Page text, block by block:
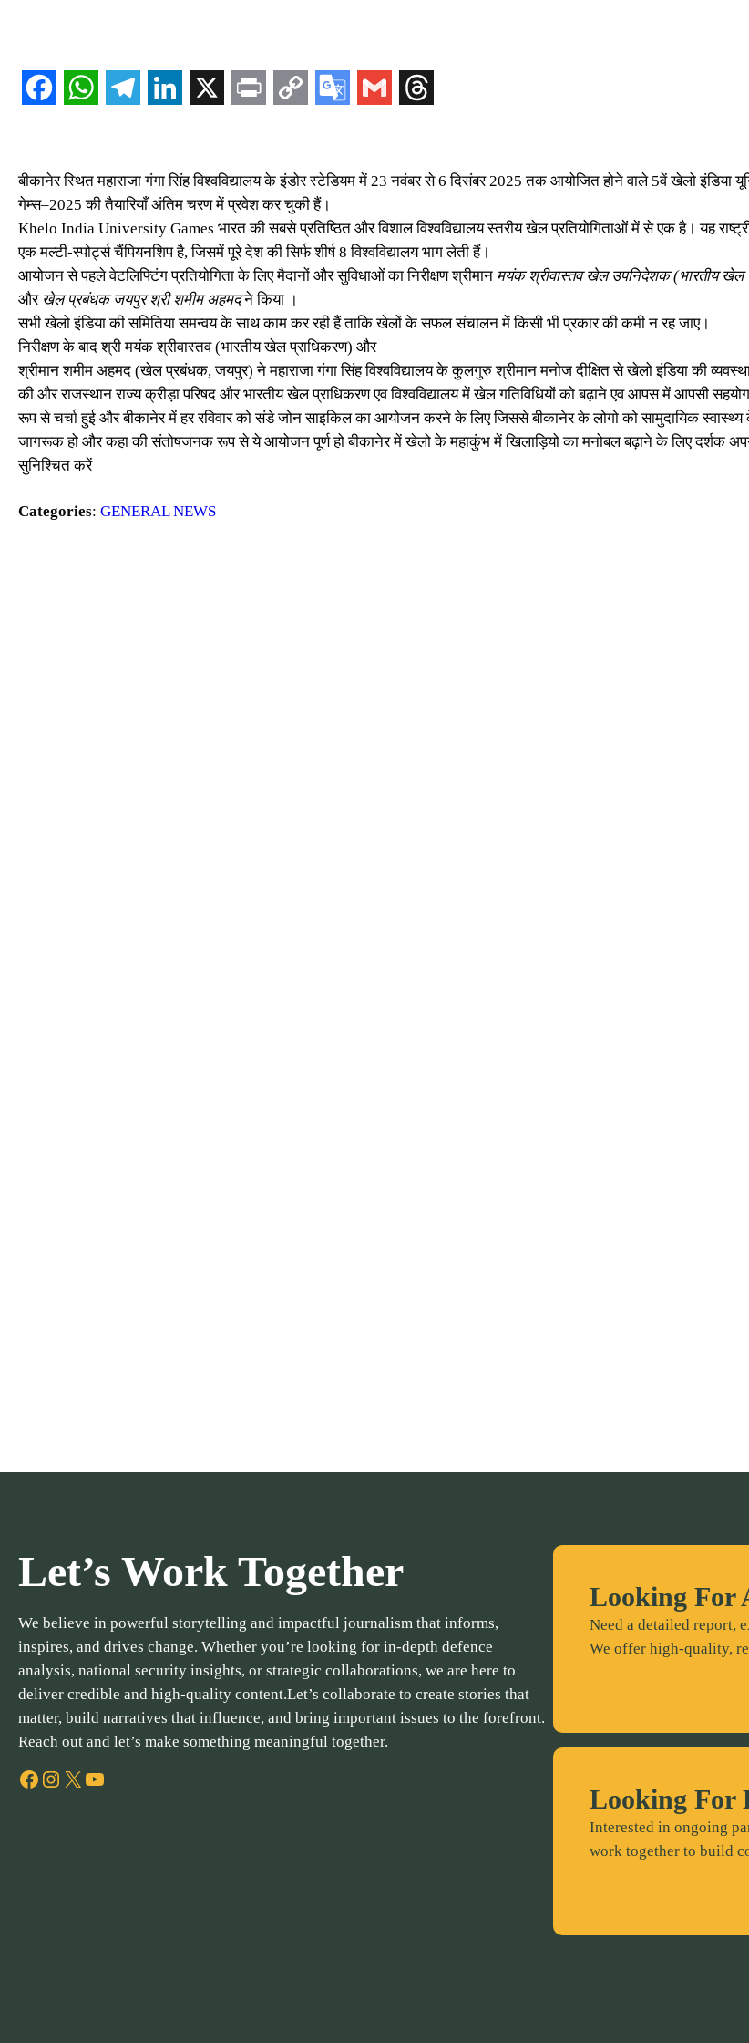
बीकानेर स्थित महाराजा गंगा सिंह विश्वविद्यालय के इंडोर स्टेडियम में 23 नवंबर से 6 दिसंबर 2025 तक आयोजित होने वाले 5वें खेलो इंडिया
गेम्स–2025 की तैयारियाँ अंतिम चरण में प्रवेश कर चुकी हैं।
Khelo India University Games भारत की सबसे प्रतिष्ठित और विशाल विश्वविद्यालय स्तरीय खेल प्रतियोगिताओं में से एक है। यह
एक मल्टी-स्पोर्ट्स चैंपियनशिप है, जिसमें पूरे देश की सिर्फ शीर्ष 8 विश्वविद्यालय भाग लेती हैं।
आयोजन से पहले वेटलिफ्टिंग प्रतियोगिता के लिए मैदानों और सुविधाओं का निरीक्षण श्रीमान मयंक श्रीवास्तव खेल उपनिदेशक (भारतीय खेल
और खेल प्रबंधक जयपुर श्री शमीम अहमदने किया ।
सभी खेलो इंडिया की समितिया समन्वय के साथ काम कर रही हैं ताकि खेलों के सफल संचालन में किसी भी प्रकार की कमी न रह जाए।
निरीक्षण के बाद श्री मयंक श्रीवास्तव (भारतीय खेल प्राधिकरण) और
श्रीमान शमीम अहमद (खेल प्रबंधक, जयपुर) ने महाराजा गंगा सिंह विश्वविद्यालय के कुलगुरु श्रीमान मनोज दीक्षित से खेलो इंडिया की
की और राजस्थान राज्य क्रीड़ा परिषद और भारतीय खेल प्राधिकरण एव विश्वविद्यालय में खेल गतिविधियों को बढ़ाने एव आपस में आपसी
रूप से चर्चा हुई और बीकानेर में हर रविवार को संडे जोन साइकिल का आयोजन करने के लिए जिससे बीकानेर के लोगो को सामुदायिक स्वास्थ्य
जागरूक हो और कहा की संतोषजनक रूप से ये आयोजन पूर्ण हो बीकानेर में खेलो के महाकुंभ में खिलाड़ियो का मनोबल बढ़ाने के लिए दर्शक
सुनिश्चित करें
Categories: GENERAL NEWS
Let’s Work Together
We believe in powerful storytelling and impactful journalism that informs,
inspires, and drives change. Whether you’re looking for in-depth defence
analysis, national security insights, or strategic collaborations, we are here to
deliver credible and high-quality content.Let’s collaborate to create stories that
matter, build narratives that influence, and bring important issues to the forefront.
Reach out and let’s make something meaningful together.
Facebook Instagram X YouTube
Looking For
Need a detailed report,
We offer high-quality,
Looking For
Interested in ongoing
work together to build